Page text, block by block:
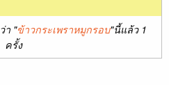
า "ข้าวกระเพราหมูกรอบ"นี้แล้ว 1
ครั้ง